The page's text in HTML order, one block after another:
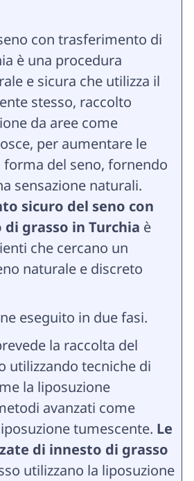
con trasferimento di
è una procedura
e sicura che utilizza il
stesso, raccolto
da aree come
per aumentare le
del seno, fornendo
sensazione naturali.
sicuro del seno con
grasso in Turchia è
che cercano un
naturale e discreto
eseguito in due fasi.
la raccolta del
utilizzando tecniche di
la liposuzione
avanzati come
tumescente. Le
di innesto di grasso
utilizzano la liposuzione